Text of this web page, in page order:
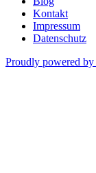
Kontakt
Impressum
Datenschutz
Proudly powered by